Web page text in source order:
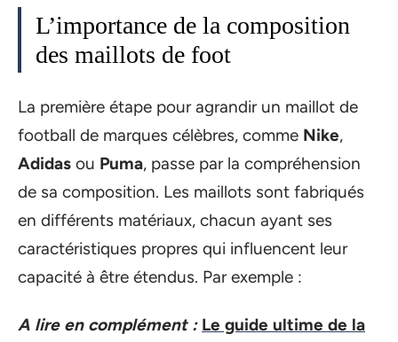
L’importance de la composition
des maillots de foot
La première étape pour agrandir un maillot de
football de marques célèbres, comme Nike,
Adidas ou Puma, passe par la compréhension
de sa composition. Les maillots sont fabriqués
en différents matériaux, chacun ayant ses
caractéristiques propres qui influencent leur
capacité à être étendus. Par exemple :
A lire en complément : Le guide ultime de la